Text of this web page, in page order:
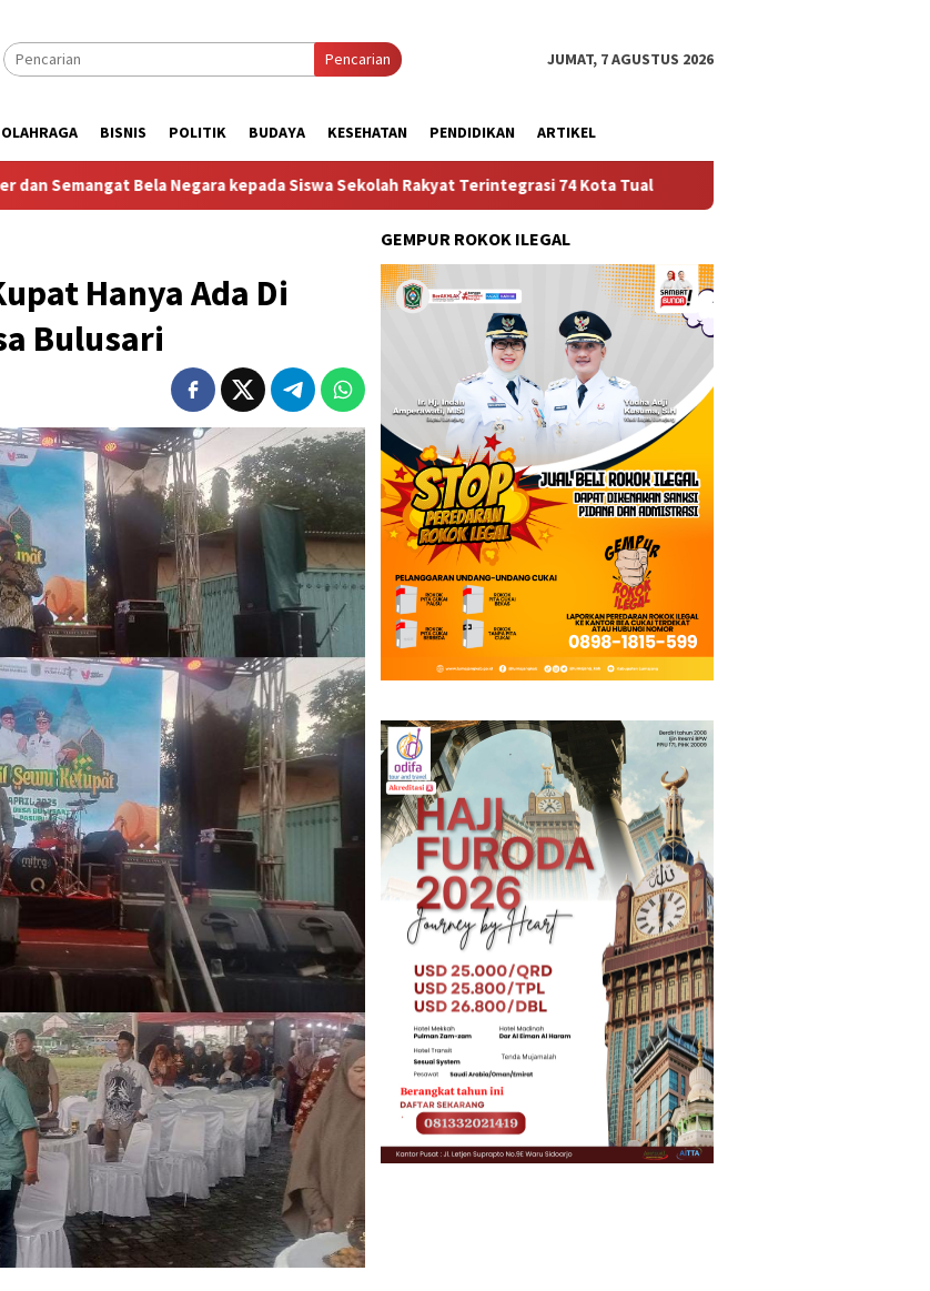
Pencarian JUMAT, 7 AGUSTUS 2026
OLAHRAGA BISNIS POLITIK BUDAYA KESEHATAN PENDIDIKAN ARTIKEL
kepada Siswa Sekolah Rakyat Terintegrasi 74 Kota Tual Ruas Jalan Bangil – Sukorejo Terang Benderang
Hanya Ada Di
Bulusari
GEMPUR ROKOK ILEGAL